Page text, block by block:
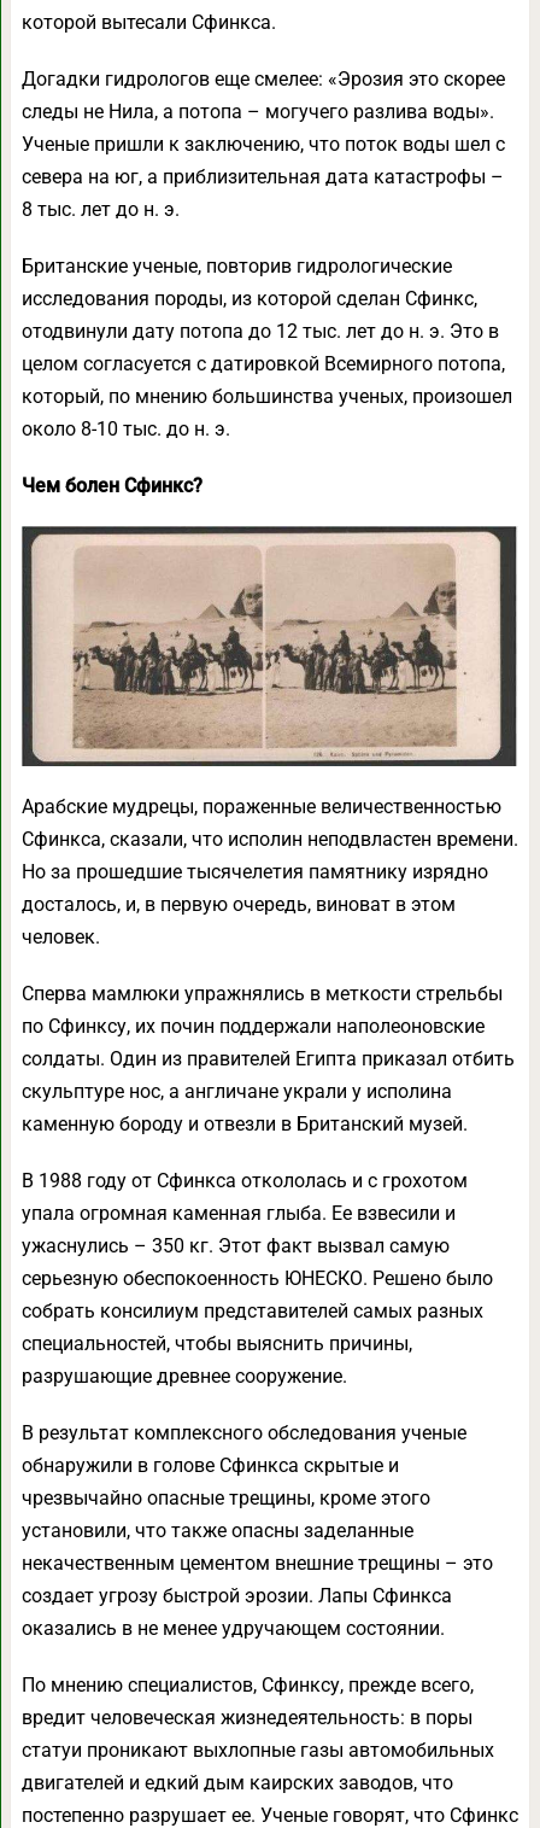
которой вытесали Сфинкса.
Догадки гидрологов еще смелее: «Эрозия это скорее
следы не Нила, а потопа – могучего разлива воды».
Ученые пришли к заключению, что поток воды шел с
севера на юг, а приблизительная дата катастрофы –
8 тыс. лет до н. э.
Британские ученые, повторив гидрологические
исследования породы, из которой сделан Сфинкс,
отодвинули дату потопа до 12 тыс. лет до н. э. Это в
целом согласуется с датировкой Всемирного потопа,
который, по мнению большинства ученых, произошел
около 8-10 тыс. до н. э.
Чем болен Сфинкс?
Арабские мудрецы, пораженные величественностью
Сфинкса, сказали, что исполин неподвластен времени.
Но за прошедшие тысячелетия памятнику изрядно
досталось, и, в первую очередь, виноват в этом
человек.
Сперва мамлюки упражнялись в меткости стрельбы
по Сфинксу, их почин поддержали наполеоновские
солдаты. Один из правителей Египта приказал отбить
скульптуре нос, а англичане украли у исполина
каменную бороду и отвезли в Британский музей.
В 1988 году от Сфинкса откололась и с грохотом
упала огромная каменная глыба. Ее взвесили и
ужаснулись – 350 кг. Этот факт вызвал самую
серьезную обеспокоенность ЮНЕСКО. Решено было
собрать консилиум представителей самых разных
специальностей, чтобы выяснить причины,
разрушающие древнее сооружение.
В результат комплексного обследования ученые
обнаружили в голове Сфинкса скрытые и
чрезвычайно опасные трещины, кроме этого
установили, что также опасны заделанные
некачественным цементом внешние трещины – это
создает угрозу быстрой эрозии. Лапы Сфинкса
оказались в не менее удручающем состоянии.
По мнению специалистов, Сфинксу, прежде всего,
вредит человеческая жизнедеятельность: в поры
статуи проникают выхлопные газы автомобильных
двигателей и едкий дым каирских заводов, что
постепенно разрушает ее. Ученые говорят, что Сфинкс